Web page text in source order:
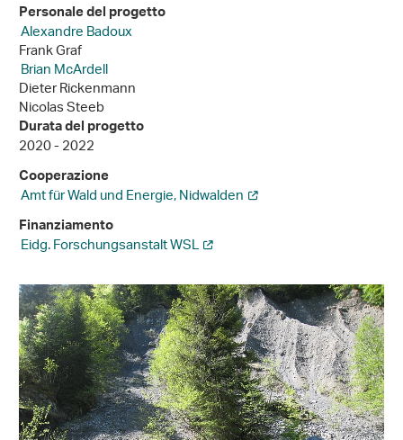
Personale del progetto
Alexandre Badoux
Frank Graf
Brian McArdell
Dieter Rickenmann
Nicolas Steeb
Durata del progetto
2020 - 2022
Cooperazione
Amt für Wald und Energie, Nidwalden
Finanziamento
Eidg. Forschungsanstalt WSL